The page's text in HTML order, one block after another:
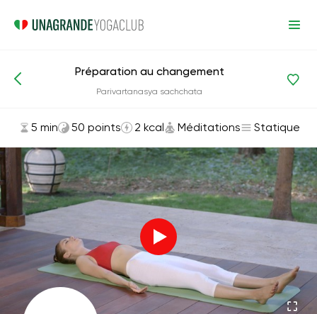
Asanas et exercices Méditations
Préparation au changement
Parivartanasya sachchata
5 min 50 points 2 kcal Méditations Statique